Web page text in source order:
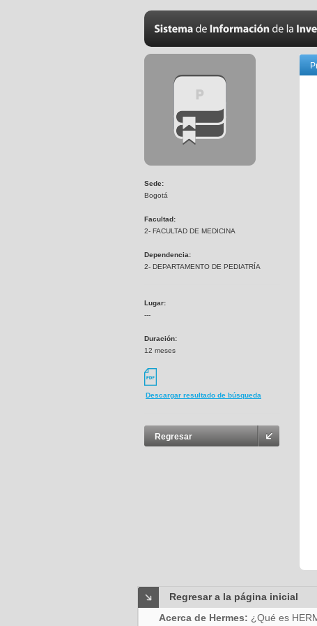
Sede:
Bogotá
Facultad:
2- FACULTAD DE MEDICINA
Dependencia:
2- DEPARTAMENTO DE PEDIATRÍA
Lugar:
---
Duración:
12 meses
Descargar resultado de búsqueda
Regresar
Regresar a la página inicial
Acerca de Hermes: ¿Qué es